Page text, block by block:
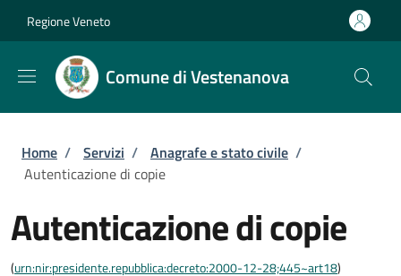
Regione Veneto
Comune di Vestenanova
Briciole di pane
Home / Servizi / Anagrafe e stato civile /
Autenticazione di copie
Autenticazione di copie
(urn:nir:presidente.repubblica:decreto:2000-12-28;445~art18)